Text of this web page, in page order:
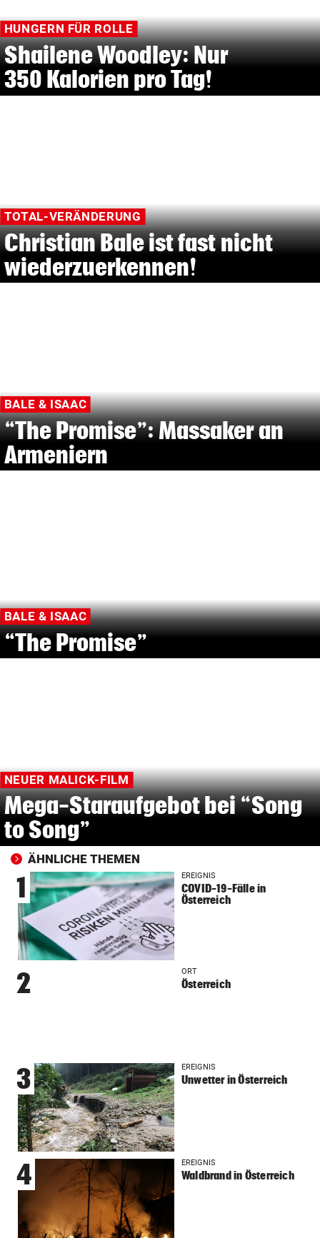
HUNGERN FÜR ROLLE
Shailene Woodley: Nur
350 Kalorien pro Tag!
TOTAL-VERÄNDERUNG
Christian Bale ist fast nicht
wiederzuerkennen!
BALE & ISAAC
“The Promise”: Massaker an
Armeniern
BALE & ISAAC
“The Promise”
NEUER MALICK-FILM
Mega-Staraufgebot bei “Song
to Song”
ÄHNLICHE THEMEN
1 EREIGNIS
COVID-19-Fälle in
Österreich
2 ORT
Österreich
3 EREIGNIS
Unwetter in Österreich
4 EREIGNIS
Waldbrand in Österreich